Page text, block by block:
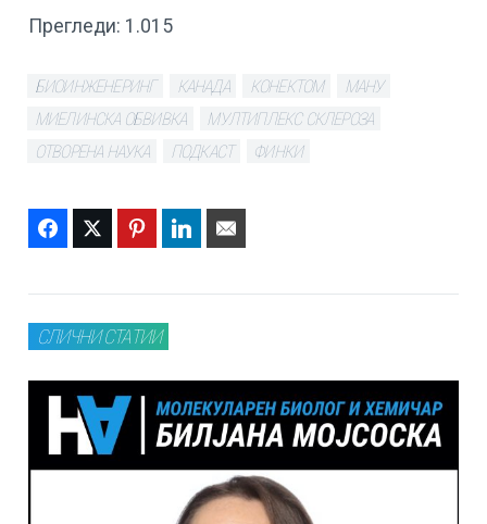
Прегледи: 1.015
БИОИНЖЕНЕРИНГ КАНАДА КОНЕКТОМ
МАНУ
МИЕЛИНСКА ОБВИВКА
МУЛТИПЛЕКС СКЛЕРОЗА
ОТВОРЕНА НАУКА
ПОДКАСТ ФИНКИ
FacebookTwitter PinterestLinkedIn
СЛИЧНИ СТАТИИ